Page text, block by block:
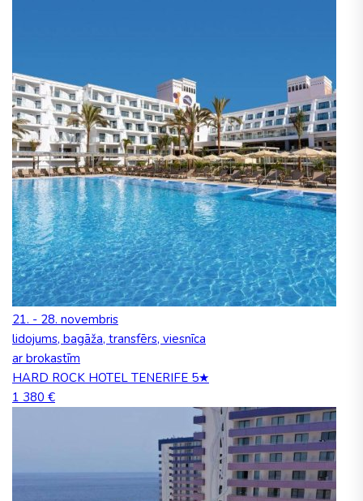
21. - 28. novembris
lidojums, bagāža, transfērs, viesnīca
ar brokastīm
HARD ROCK HOTEL TENERIFE 5★
1 380 €